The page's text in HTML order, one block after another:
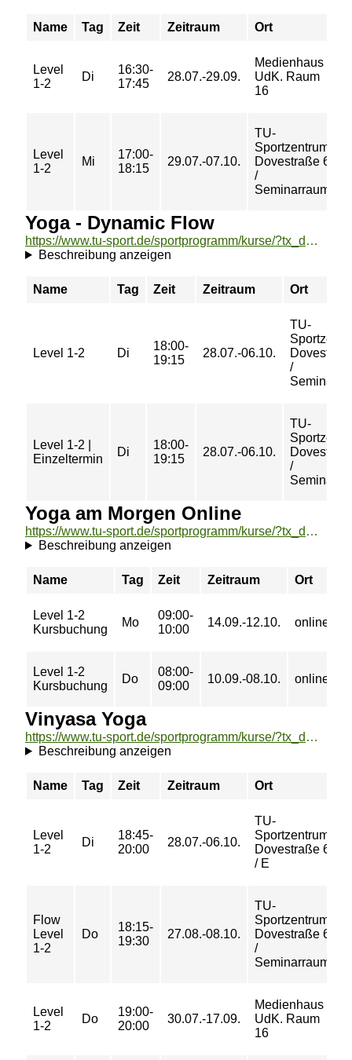
Name Tag Zeit Zeitraum Ort
Level
1-2
Di
16:30-
17:45
28.07.-29.09.
Medienhaus
UdK. Raum
16
Level
1-2
Mi
17:00-
18:15
29.07.-07.10.
TU-
Sportzentrum
Dovestraße 6
/
Seminarraum
Yoga - Dynamic Flow
https://www.tu-sport.de/sportprogramm/kurse/?tx_dwzeh_courses%5Baction%5D=show&tx_dwzeh_courses%5BsportsDescription%5D=1600&cHash=7a33c7c760fccdb21d9b36107e4c11a5
Beschreibung anzeigen
Name Tag Zeit Zeitraum Ort
Level 1-2 Di
18:00-
19:15
28.07.-06.10.
TU-
/
Level 1-2 |
Einzeltermin
Di
18:00-
19:15
28.07.-06.10.
TU-
/
Yoga am Morgen Online
https://www.tu-sport.de/sportprogramm/kurse/?tx_dwzeh_courses%5Baction%5D=show&tx_dwzeh_courses%5BsportsDescription%5D=1260&cHash=1500513a5ad3ca902f06265276fb89f0
Beschreibung anzeigen
Name Tag Zeit Zeitraum Ort
Level 1-2
Kursbuchung
Mo
09:00-
10:00
14.09.-12.10. online
Level 1-2
Kursbuchung
Do
08:00-
09:00
10.09.-08.10. online
Vinyasa Yoga
https://www.tu-sport.de/sportprogramm/kurse/?tx_dwzeh_courses%5Baction%5D=show&tx_dwzeh_courses%5BsportsDescription%5D=1000&cHash=6203e1f11db1df4307d879b61d2c0b7d
Beschreibung anzeigen
Name Tag Zeit Zeitraum Ort
Level
1-2
Di
18:45-
20:00
28.07.-06.10.
TU-
Sportzentrum
Dovestraße 6
/ E
Flow
Level
1-2
Do
18:15-
19:30
27.08.-08.10.
TU-
Sportzentrum
Dovestraße 6
/
Seminarraum
Level
1-2
Do
19:00-
20:00
30.07.-17.09.
Medienhaus
UdK. Raum
16